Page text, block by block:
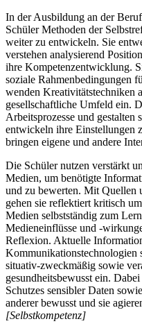
In der Ausbildung an der
Schüler Methoden der
weiter zu entwickeln. Sie
verstehen analysierend
ihre Kompetenzentwicklung.
soziale Rahmenbedingungen
wenden Kreativitätstechniken
gesellschaftliche Umfeld ein.
Arbeitsprozesse und
entwickeln ihre Einstellungen
bringen eigene und andere
Die Schüler nutzen verstärkt
Medien, um benötigte
und zu bewerten. Mit Quellen
gehen sie reflektiert kritisch
Medien selbstständig zum
Medieneinflüsse und -
Reflexion. Aktuelle
Kommunikationstechnologien
situativ-zweckmäßig sowie
gesundheitsbewusst ein.
Schutzes sensibler Daten
anderer bewusst und sie
[Selbstkompetenz]